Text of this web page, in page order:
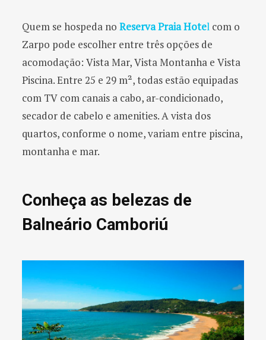
Quem se hospeda no Reserva Praia Hotel com o
Zarpo pode escolher entre três opções de
acomodação: Vista Mar, Vista Montanha e Vista
Piscina. Entre 25 e 29 m², todas estão equipadas
com TV com canais a cabo, ar-condicionado,
secador de cabelo e amenities. A vista dos
quartos, conforme o nome, variam entre piscina,
montanha e mar.
Conheça as belezas de
Balneário Camboriú